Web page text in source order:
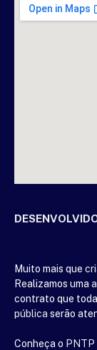
Muito mais que
Realizamos uma
contrato que
pública serão
Conheça o PNTP